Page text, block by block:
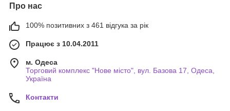
Про нас
100% позитивних з 461 відгука за рік
Працює з 10.04.2011
м. Одеса
Торговий комплекс "Нове місто", вул. Базова 17, Одеса,
Україна
Контакти